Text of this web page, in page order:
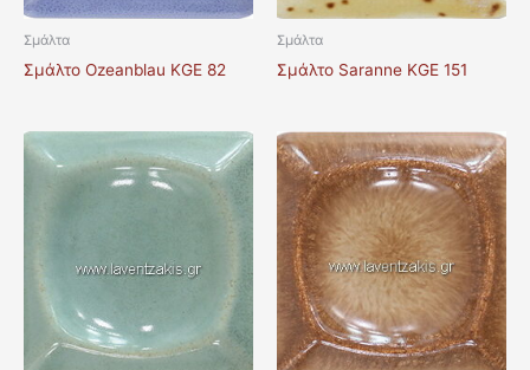
Σμάλτα
Σμάλτο Ozeanblau KGE 82
Σμάλτα
Σμάλτο Saranne KGE 151